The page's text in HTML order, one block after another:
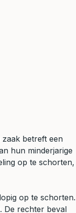
betreft een
hun minderjarige
op te schorten,
op te schorten.
De rechter beval